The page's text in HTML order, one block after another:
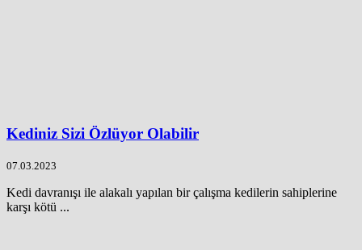
Kediniz Sizi Özlüyor Olabilir
07.03.2023
Kedi davranışı ile alakalı yapılan bir çalışma kedilerin sahiplerine
karşı kötü ...